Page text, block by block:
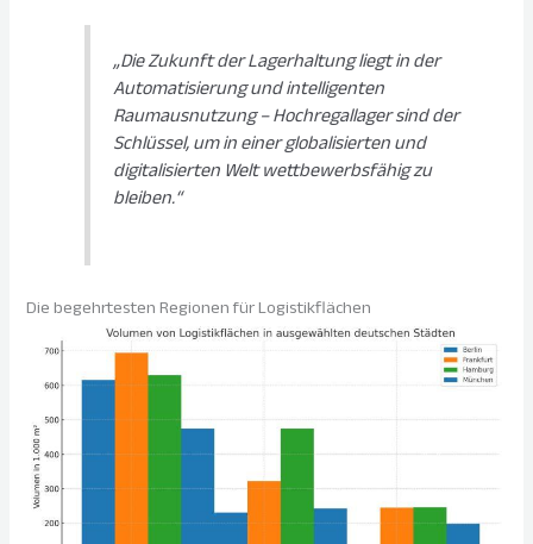
„Die Zukunft der Lagerhaltung liegt in der
Automatisierung und intelligenten
Raumausnutzung – Hochregallager sind der
Schlüssel, um in einer globalisierten und
digitalisierten Welt wettbewerbsfähig zu
bleiben.“
Die begehrtesten Regionen für Logistikflächen